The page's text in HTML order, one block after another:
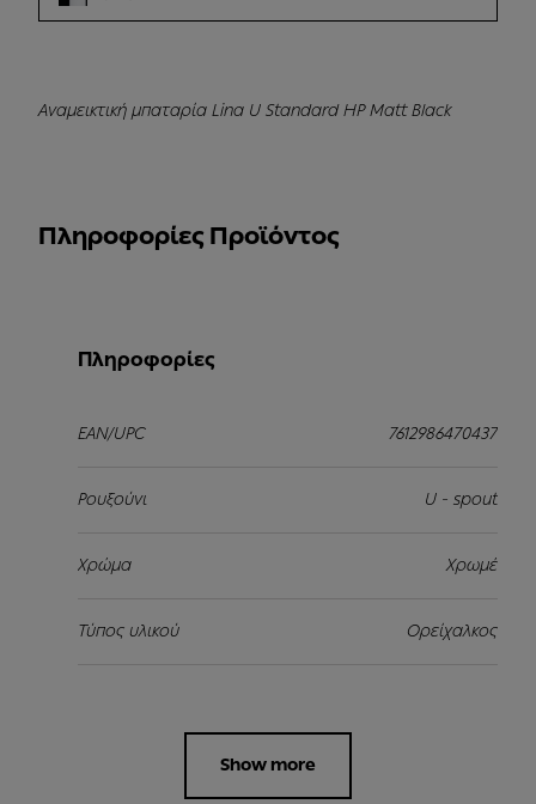
Αναμεικτική μπαταρία Lina U Standard HP Matt Black
Πληροφορίες Προϊόντος
Πληροφορίες
EAN/UPC 7612986470437
Ρουξούνι U - spout
Χρώμα Χρωμέ
Τύπος υλικού Ορείχαλκος
Show more